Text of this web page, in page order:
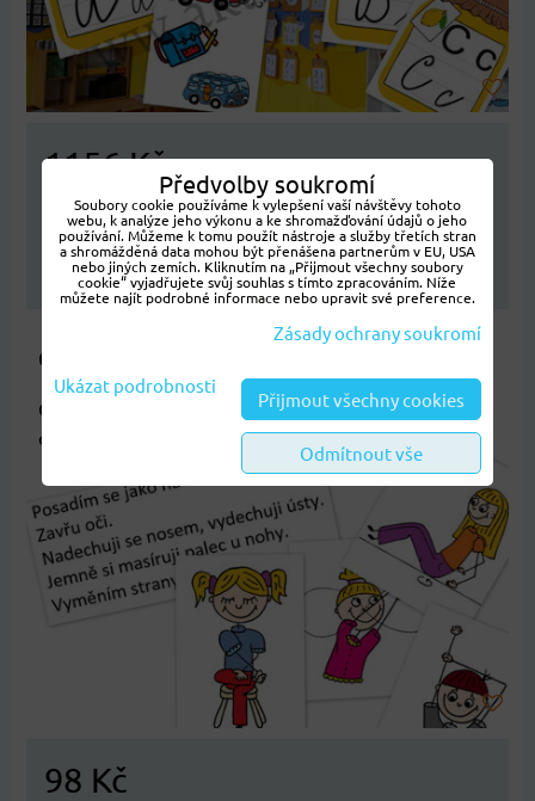
1156 Kč
Dostupnost:SKLADEM
ks DO KOŠÍKU
Obrázkové mozkocvičení
Obrázková pomůcka se slovním popisem dvanácti
cviků se využívá ve...
98 Kč
Předvolby soukromí
Soubory cookie používáme k vylepšení vaší návštěvy tohoto
webu, k analýze jeho výkonu a ke shromažďování údajů o jeho
používání. Můžeme k tomu použít nástroje a služby třetích stran
a shromážděná data mohou být přenášena partnerům v EU, USA
nebo jiných zemích. Kliknutím na „Přijmout všechny soubory
cookie“ vyjadřujete svůj souhlas s tímto zpracováním. Níže
můžete najít podrobné informace nebo upravit své preference.
Zásady ochrany soukromí
Ukázat podrobnosti
Přijmout všechny cookies
Odmítnout vše